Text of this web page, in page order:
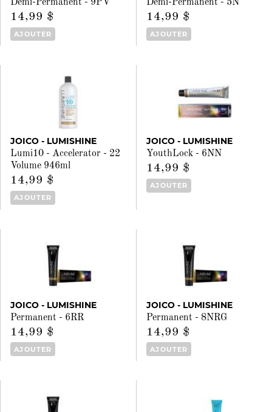
Demi-Permanent - 9PV
14,99 $
AJOUTER
Demi-Permanent - 5N
14,99 $
AJOUTER
JOICO - LUMISHINE
Lumi10 - Accelerator - 22
Volume 946ml
14,99 $
AJOUTER
JOICO - LUMISHINE
YouthLock - 6NN
14,99 $
AJOUTER
JOICO - LUMISHINE
Permanent - 6RR
14,99 $
AJOUTER
JOICO - LUMISHINE
Permanent - 8NRG
14,99 $
AJOUTER